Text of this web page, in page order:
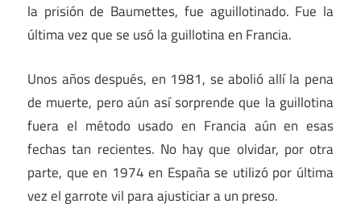
la prisión de Baumettes, fue aguillotinado. Fue la
última vez que se usó la guillotina en Francia.
Unos años después, en 1981, se abolió allí la pena
de muerte, pero aún así sorprende que la guillotina
fuera el método usado en Francia aún en esas
fechas tan recientes. No hay que olvidar, por otra
parte, que en 1974 en España se utilizó por última
vez el garrote vil para ajusticiar a un preso.